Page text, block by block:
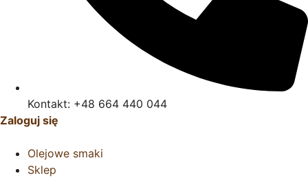
Kontakt: +48 664 440 044
Zaloguj się
Olejowe smaki
Sklep